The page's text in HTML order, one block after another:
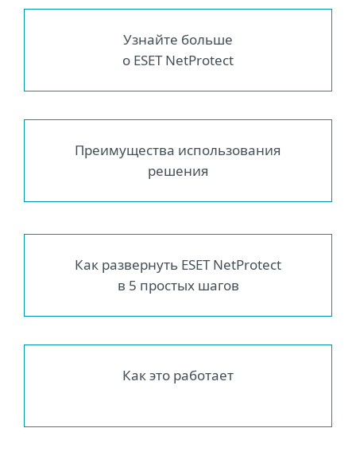
Узнайте больше
о ESET NetProtect
Преимущества использования
решения
Как развернуть ESET NetProtect
в 5 простых шагов
Как это работает